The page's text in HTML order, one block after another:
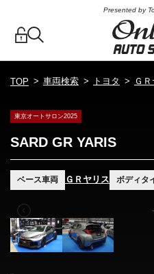
Presented by
TOP 車両検索 トヨタ Ｇ
東京オートサロン2025
SARD GR YARIS
ベース車両 ＧＲヤリス ボディタ